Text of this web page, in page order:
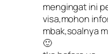
mengingat ini
visa,mohon
mbak,soalnya
🙂